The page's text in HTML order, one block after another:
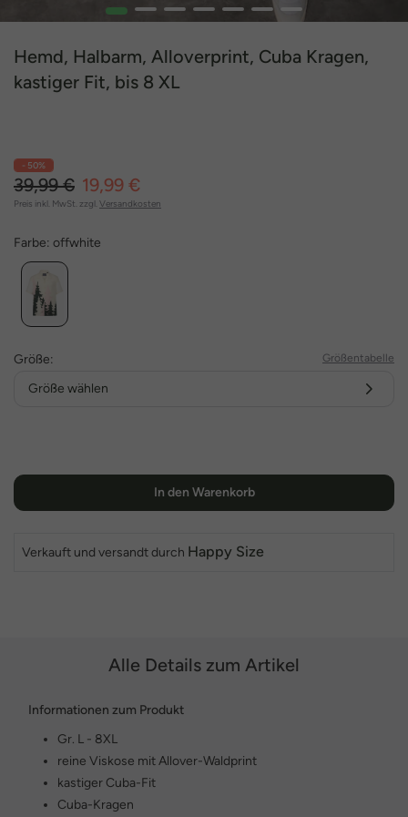
1 2 3 4 5 6 7
Hemd, Halbarm, Alloverprint, Cuba Kragen,
kastiger Fit, bis 8 XL
- 50%
39,99 € 19,99 €
Preis inkl. MwSt. zzgl. Versandkosten
Farbe: offwhite
Größe: Größentabelle
Größe wählen
In den Warenkorb
Verkauft und versandt durch Happy Size
Alle Details zum Artikel
Informationen zum Produkt
Gr. L - 8XL
reine Viskose mit Allover-Waldprint
kastiger Cuba-Fit
Cuba-Kragen